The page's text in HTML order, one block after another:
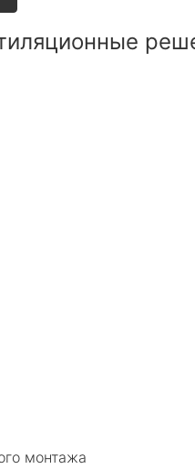
монтажа